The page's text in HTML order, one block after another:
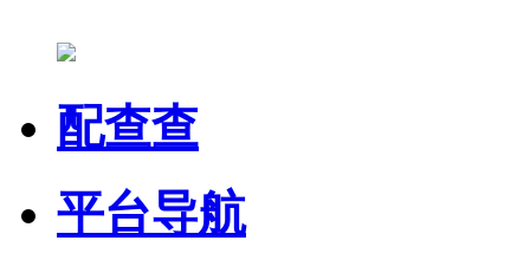
配查查
平台导航